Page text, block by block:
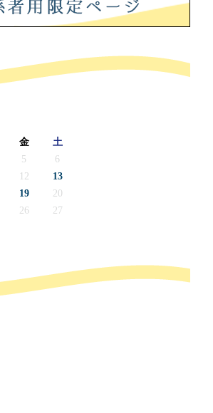
金
土
5
6
12
13
19
20
26
27